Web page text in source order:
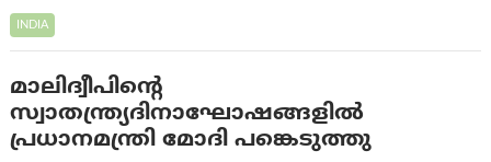
INDIA
മാലിദ്വീപിന്റെ
സ്വാതന്ത്ര്യദിനാഘോഷങ്ങളിൽ
പ്രധാനമന്ത്രി മോദി പങ്കെടുത്തു